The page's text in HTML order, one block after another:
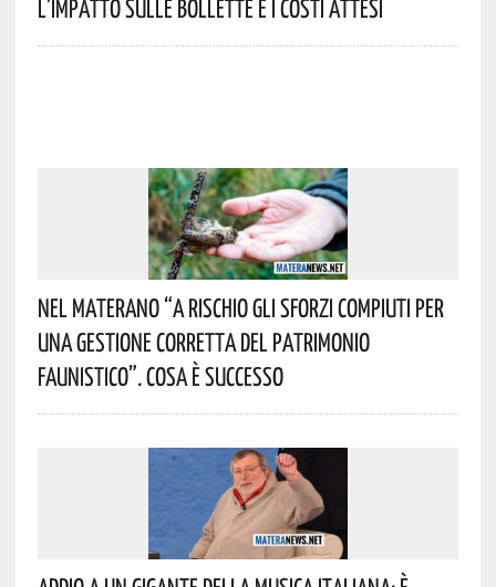
L’impatto Sulle Bollette E I Costi Attesi
Nel Materano “a Rischio Gli Sforzi Compiuti Per
Una Gestione Corretta Del Patrimonio
Faunistico”. Cosa È Successo